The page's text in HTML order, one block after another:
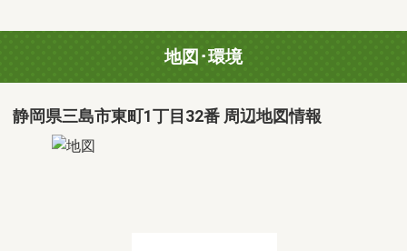
地図･環境
静岡県三島市東町1丁目32番 周辺地図情報